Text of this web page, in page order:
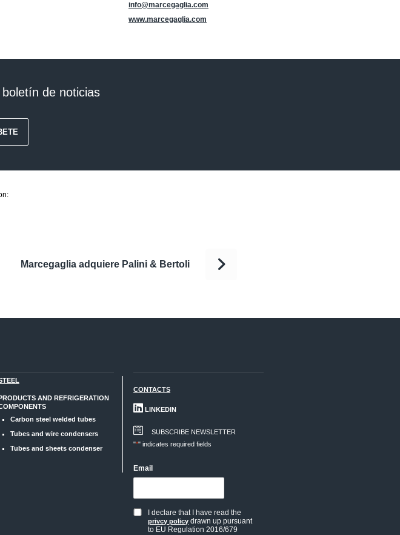
info@marcegaglia.com
www.marcegaglia.com
de noticias
Marcegaglia adquiere Palini & Bertoli
AND REFRIGERATION
Carbon steel welded tubes
Tubes and wire condensers
Tubes and sheets condenser
CONTACTS
LINKEDIN
SUBSCRIBE NEWSLETTER
"*" indicates required fields
Email
Privacy
I declare that I have read the
privcy policy drawn up pursuant
to EU Regulation 2016/679